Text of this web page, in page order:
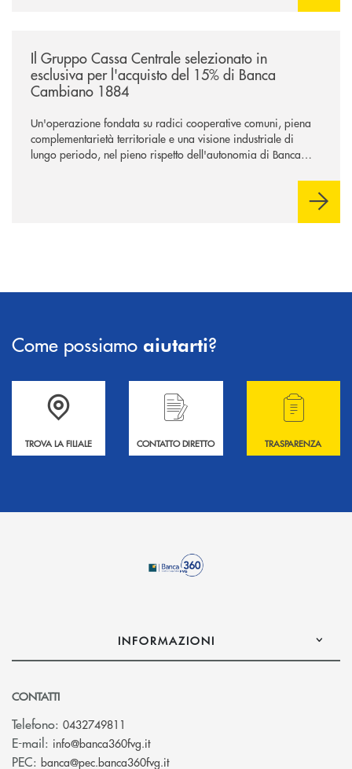
Il Gruppo Cassa Centrale selezionato in
esclusiva per l'acquisto del 15% di Banca
Cambiano 1884
Un'operazione fondata su radici cooperative comuni, piena
complementarietà territoriale e una visione industriale di
lungo periodo, nel pieno rispetto dell'autonomia di Banca
negoziazione esclusiva per la finalizzazione dell’operazione.
Come possiamo aiutarti?
Accedi all' elenco completo delle filiali .
TROVA LA FILIALE
Hai bisogno di informazioni? Contattaci !
CONTATTO DIRETTO
Hai bisogno di
TRASPARENZA
INFORMAZIONI
CONTATTI
Telefono: 0432749811
E-mail: info@banca360fvg.it(si apre l’app di posta elettronica)
PEC: banca@pec.banca360fvg.it(si apre l’app di posta elettronica)